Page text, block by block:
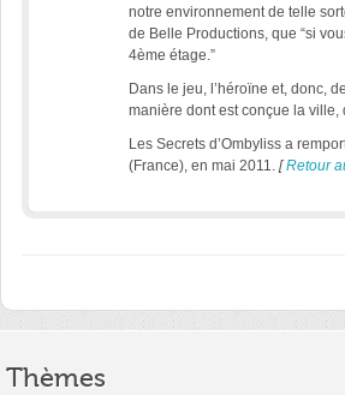
notre environnement de telle
de Belle Productions, que “si
4ème étage.”
Dans le jeu, l’héroïne et, donc,
manière dont est conçue la ville,
Les Secrets d’Ombyliss a
(France), en mai 2011. [Retour
Thèmes